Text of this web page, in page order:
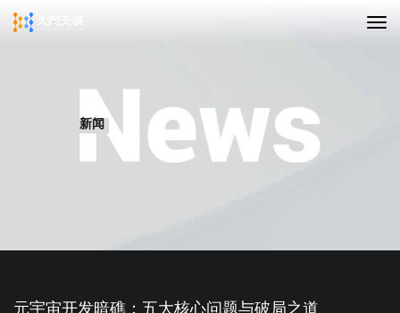
新闻
元宇宙开发暗礁：五大核心问题与破局之道